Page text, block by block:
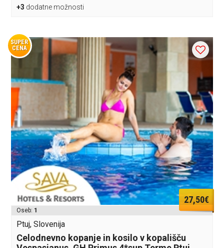
+3 dodatne možnosti
SUPER
CENA
27,50€
Oseb: 1
Ptuj, Slovenija
Celodnevno kopanje in kosilo v kopališču